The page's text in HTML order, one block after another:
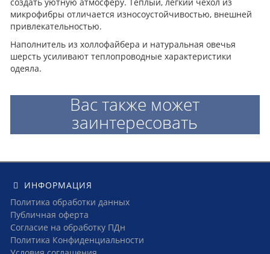
микрофибры отличается износоустойчивостью, внешней
привлекательностью.
Наполнитель из холлофайбера и натуральная овечья
шерсть усиливают теплопроводные характеристики
одеяла.
Вас также может
заинтересовать
ИНФОРМАЦИЯ
Политика обработки данных
Публичная оферта
Согласие на обработку ПДн
Политика Конфиденциальности